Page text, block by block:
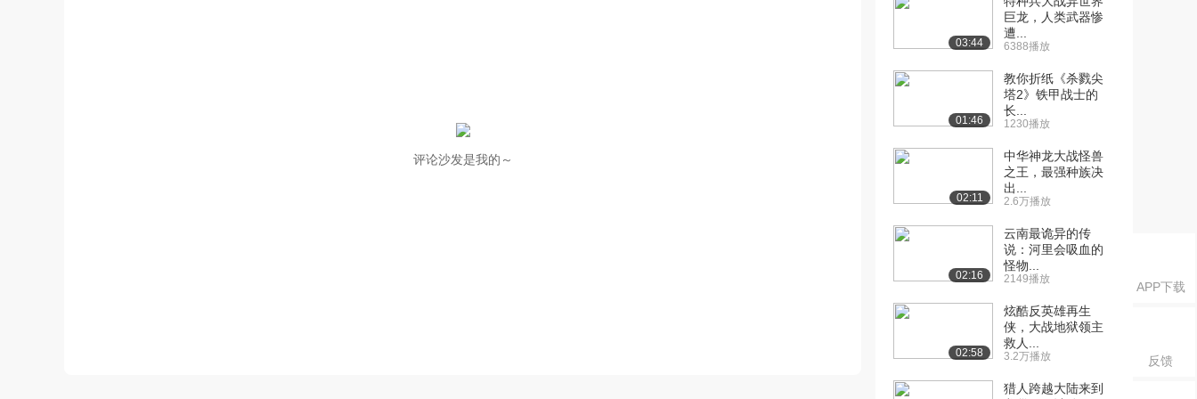
APP下载
反馈
评论沙发是我的～
03:44
巨龙，人类武器惨
遭...
6388播放
01:46
教你折纸《杀戮尖
塔2》铁甲战士的
长...
1230播放
02:11
中华神龙大战怪兽
之王，最强种族决
出...
2.6万播放
02:16
云南最诡异的传
说：河里会吸血的
怪物...
2149播放
02:58
炫酷反英雄再生
侠，大战地狱领主
救人...
3.2万播放
猎人跨越大陆来到